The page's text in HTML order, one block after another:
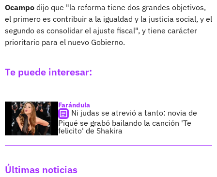
Ocampo dijo que "la reforma tiene dos grandes objetivos,
el primero es contribuir a la igualdad y la justicia social, y el
segundo es consolidar el ajuste fiscal", y tiene carácter
prioritario para el nuevo Gobierno.
Te puede interesar:
Farándula
Ni judas se atrevió a tanto: novia de
Piqué se grabó bailando la canción 'Te
felicito' de Shakira
Últimas noticias